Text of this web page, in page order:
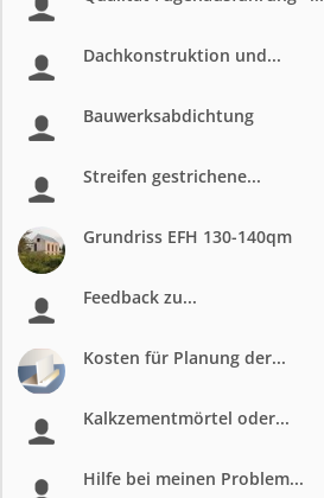
Dachkonstruktion und...
Bauwerksabdichtung
Streifen gestrichene...
Grundriss EFH 130-140qm
Feedback zu...
Kosten für Planung der...
Kalkzementmörtel oder...
Hilfe bei meinen Problem...